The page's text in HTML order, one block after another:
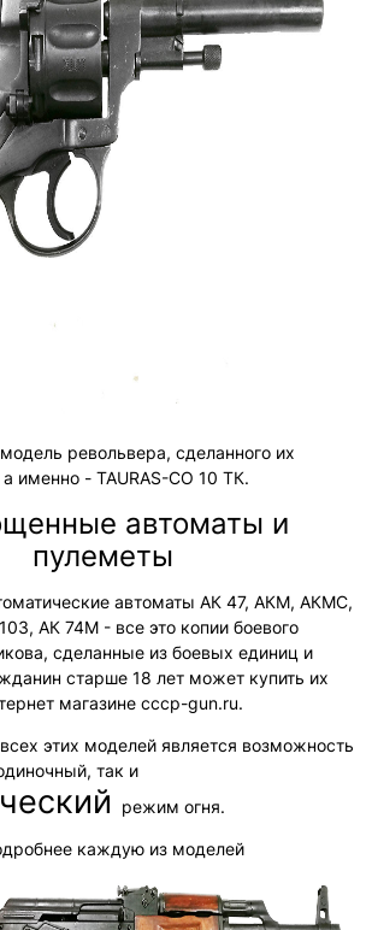
револьвера, сделанного их
именно - TAURAS-CO 10 ТК.
автоматы и
пулеметы
автоматы АК 47, АКМ, АКМС,
АК 74М - все это копии боевого
сделанные из боевых единиц и
старше 18 лет может купить их
магазине cccp-gun.ru.
этих моделей является возможность
так и
режим огня.
каждую из моделей